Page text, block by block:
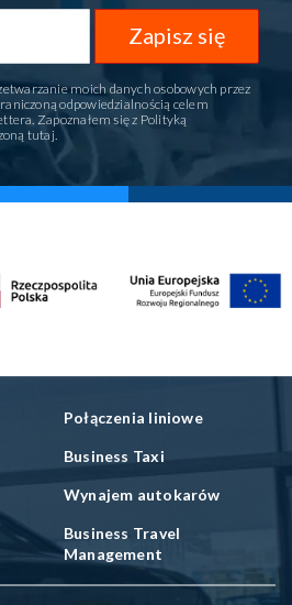
Zapisz się
moich danych osobowych przez
odpowiedzialnością celem
Zapoznałem się z Polityką
tutaj
Połączenia liniowe
Business Taxi
Wynajem autokarów
Business Travel
Management